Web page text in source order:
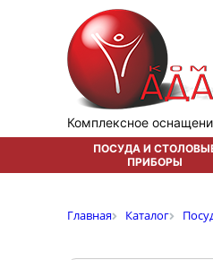
Комплексное
ПОСУДА И
ПРИБОРЫ
Главная Каталог